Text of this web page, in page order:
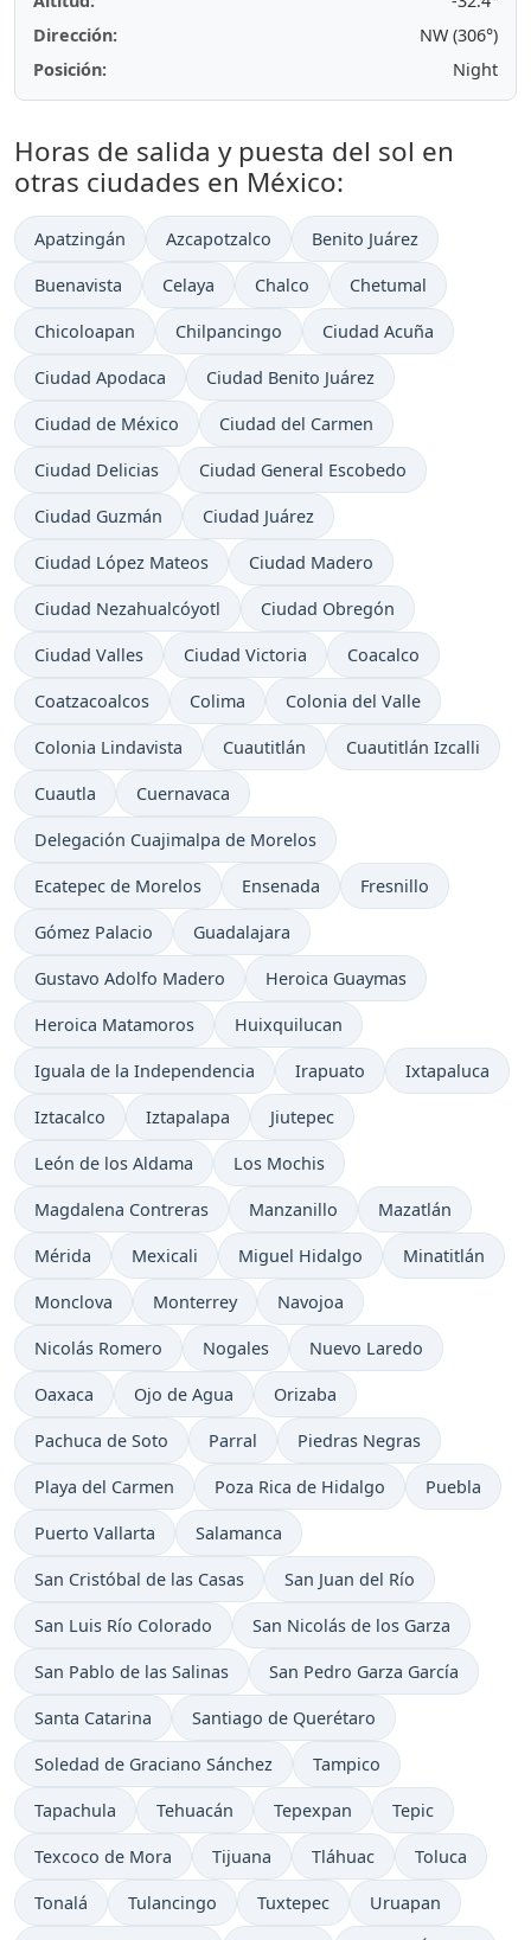
Dirección:
NW (306°)
Posición:
Night
Horas de salida y puesta del sol en
otras ciudades en México:
Apatzingán Azcapotzalco Benito Juárez
Buenavista Celaya Chalco Chetumal
Chicoloapan Chilpancingo Ciudad Acuña
Ciudad Apodaca Ciudad Benito Juárez
Ciudad de México Ciudad del Carmen
Ciudad Delicias Ciudad General Escobedo
Ciudad Guzmán Ciudad Juárez
Ciudad López Mateos Ciudad Madero
Ciudad Nezahualcóyotl Ciudad Obregón
Ciudad Valles Ciudad Victoria Coacalco
Coatzacoalcos Colima Colonia del Valle
Colonia Lindavista Cuautitlán Cuautitlán Izcalli
Cuautla Cuernavaca
Delegación Cuajimalpa de Morelos
Ecatepec de Morelos Ensenada Fresnillo
Gómez Palacio Guadalajara
Gustavo Adolfo Madero Heroica Guaymas
Heroica Matamoros Huixquilucan
Iguala de la Independencia Irapuato Ixtapaluca
Iztacalco Iztapalapa Jiutepec
León de los Aldama Los Mochis
Magdalena Contreras Manzanillo Mazatlán
Mérida Mexicali Miguel Hidalgo Minatitlán
Monclova Monterrey Navojoa
Nicolás Romero Nogales Nuevo Laredo
Oaxaca Ojo de Agua Orizaba
Pachuca de Soto Parral Piedras Negras
Playa del Carmen Poza Rica de Hidalgo Puebla
Puerto Vallarta Salamanca
San Cristóbal de las Casas San Juan del Río
San Luis Río Colorado San Nicolás de los Garza
San Pablo de las Salinas San Pedro Garza García
Santa Catarina Santiago de Querétaro
Soledad de Graciano Sánchez Tampico
Tapachula Tehuacán Tepexpan Tepic
Texcoco de Mora Tijuana Tláhuac Toluca
Tonalá Tulancingo Tuxtepec Uruapan